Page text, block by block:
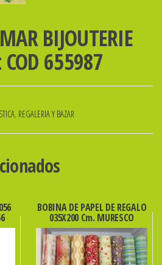
BIJOUTERIE
655987
, REGALERIA Y BAZAR
BOBINA DE PAPEL DE REGALO
035X200 Cm. MURESCO